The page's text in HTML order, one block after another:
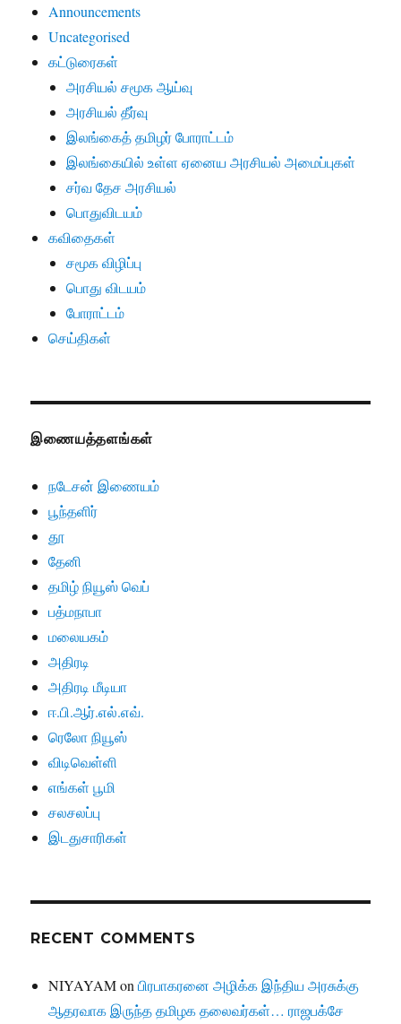
Announcements
Uncategorised
கட்டுரைகள்
அரசியல் சமூக ஆய்வு
அரசியல் தீர்வு
இலங்கைத் தமிழர் போராட்டம்
இலங்கையில் உள்ள ஏனைய அரசியல் அமைப்புகள்
சர்வ தேச அரசியல்
பொதுவிடயம்
கவிதைகள்
சமூக விழிப்பு
பொது விடயம்
போராட்டம்
செய்திகள்
இணையத்தளங்கள்
நடேசன் இணையம்
பூந்தளிர்
தூ
தேனி
தமிழ் நியூஸ் வெப்
பத்மநாபா
மலையகம்
அதிரடி
அதிரடி மீடியா
ஈ.பி.ஆர்.எல்.எவ்.
ரெலோ நியூஸ்
விடிவெள்ளி
எங்கள் பூமி
சலசலப்பு
இடதுசாரிகள்
RECENT COMMENTS
NIYAYAMonபிரபாகரனை அழிக்க இந்திய அரசுக்கு
ஆதரவாக இருந்த தமிழக தலைவர்கள்… ராஜபக்சே